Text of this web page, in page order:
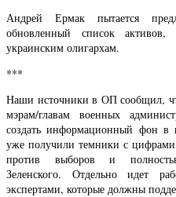
Андрей Ермак пытается
обновленный список
украинским олигархам.
***
Наши источники в ОП сообщил,
мэрам/главам военных
создать информационный фон в
уже получили темники с
против выборов и
Зеленского. Отдельно идет
экспертами, которые должны